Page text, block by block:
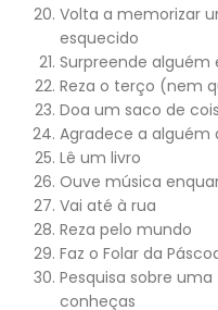
Volta a memorizar
esquecido
Surpreende
Reza o terço (nem
Doa um saco de
Agradece a alguém
Lê um livro
Ouve música
Vai até à rua
Reza pelo mundo
Faz o Folar da
Pesquisa sobre
conheças